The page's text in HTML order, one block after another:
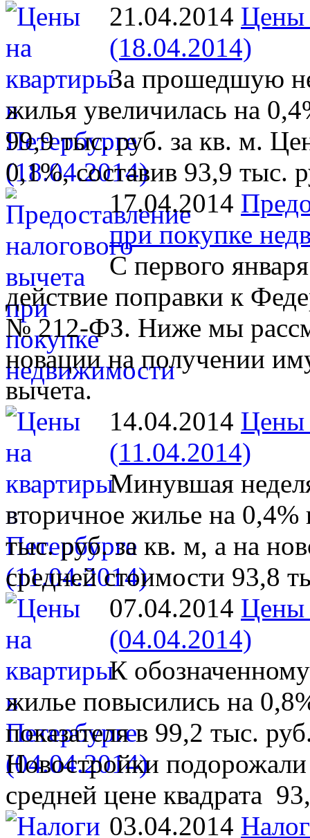
21.04.2014 Цены
(18.04.2014)
За прошедшую
жилья увеличилась на
99,9 тыс. руб. за кв. м.
0,1%, составив 93,9 тыс.
17.04.2014
при покупке
С первого
действие поправки к
№ 212-ФЗ. Ниже мы
новации на получении
вычета.
14.04.2014 Цены
(11.04.2014)
Минувшая
вторичное жилье на
тыс. руб. за кв. м, а на
средней стоимости 93,8
07.04.2014 Цены
(04.04.2014)
К
жилье повысились на
показателя в 99,2 тыс.
Новостройки
средней цене квадрата
03.04.2014